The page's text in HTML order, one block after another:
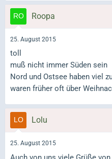
Roopa
25. August 2015
toll
muß nicht immer Süden sein
Nord und Ostsee haben viel
waren früher oft über
Lolu
25. August 2015